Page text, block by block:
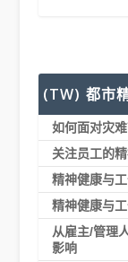
(TW) 都市
如何面对灾
关注员工的
精神健康与
精神健康与
从雇主/管理
影响